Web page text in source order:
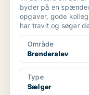
byder på en
opgaver, gode
har travlt og søger
Område
Brønderslev
Type
Sælger